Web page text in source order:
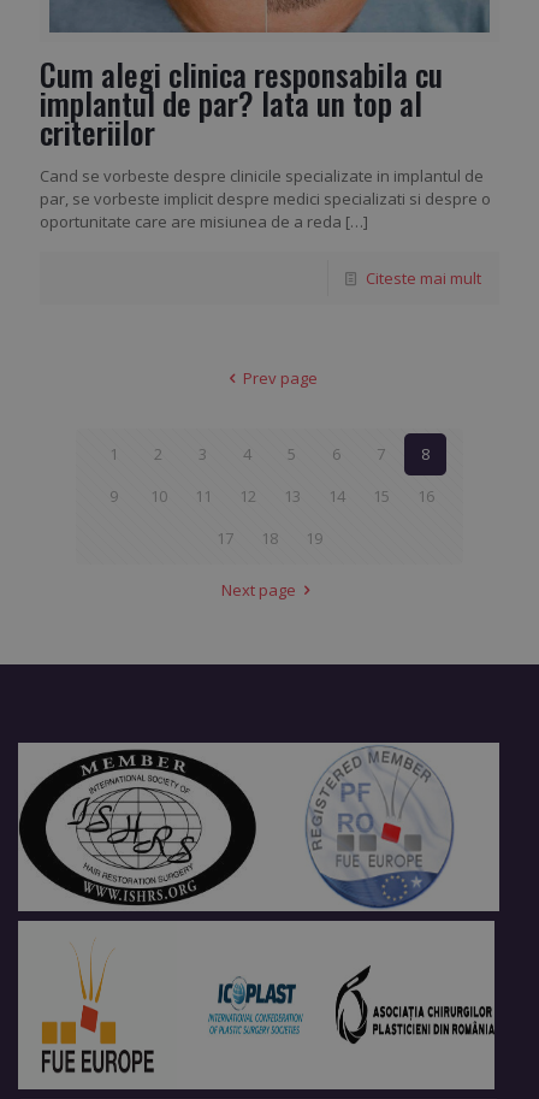
Cum alegi clinica responsabila cu
implantul de par? Iata un top al
criteriilor
Cand se vorbeste despre clinicile specializate in implantul de
par, se vorbeste implicit despre medici specializati si despre o
oportunitate care are misiunea de a reda […]
Citeste mai mult
Prev page
1 2 3 4 5 6 7
8
9
10 11 12 13 14 15
16
17
18 19
Next page